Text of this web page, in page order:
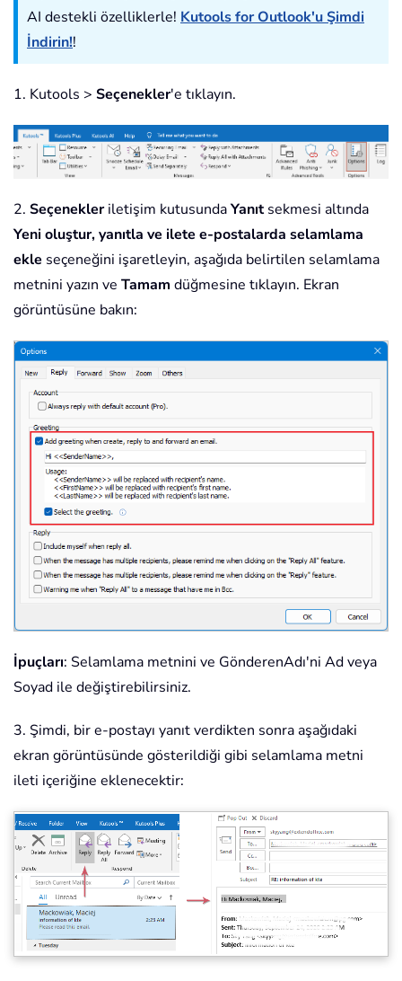
AI destekli özelliklerle! Kutools for Outlook'u Şimdi
İndirin!!
1. Kutools > Seçenekler'e tıklayın.
2. Seçenekleriletişim kutusundaYanıtsekmesi altında
Yeni oluştur, yanıtla ve ilete e-postalarda selamlama
ekle seçeneğini işaretleyin, aşağıda belirtilen selamlama
metnini yazın ve Tamam düğmesine tıklayın. Ekran
görüntüsüne bakın:
İpuçları: Selamlama metnini ve GönderenAdı'ni Ad veya
Soyad ile değiştirebilirsiniz.
3. Şimdi, bir e-postayı yanıt verdikten sonra aşağıdaki
ekran görüntüsünde gösterildiği gibi selamlama metni
ileti içeriğine eklenecektir: